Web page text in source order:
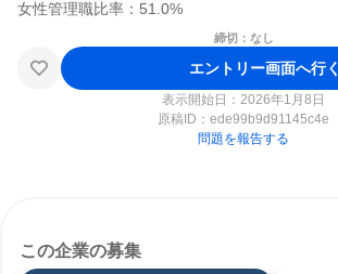
締切：なし
エントリー画面へ行く
表示開始日：2026年1月8日
原稿ID： ede99b9d91145c4e
問題を報告する
この企業の募集